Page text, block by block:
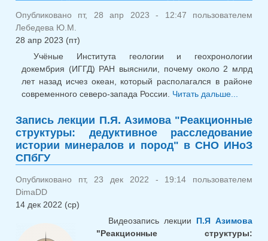
Опубликовано пт, 28 апр 2023 - 12:47 пользователем
Лебедева Ю.М.
28 апр 2023 (пт)
Учёные Института геологии и геохронологии
докембрия (ИГГД) РАН выяснили, почему около 2 млрд
лет назад исчез океан, который располагался в районе
современного северо-запада России. Читать дальше...
почему
млрд
Запись лекции П.Я. Азимова "Реакционные
структуры: дедуктивное расследование
истории минералов и пород" в СНО ИНоЗ
СПбГУ
Опубликовано пт, 23 дек 2022 - 19:14 пользователем
DimaDD
14 дек 2022 (ср)
Видеозапись лекции П.Я Азимова
"Реакционные структуры: